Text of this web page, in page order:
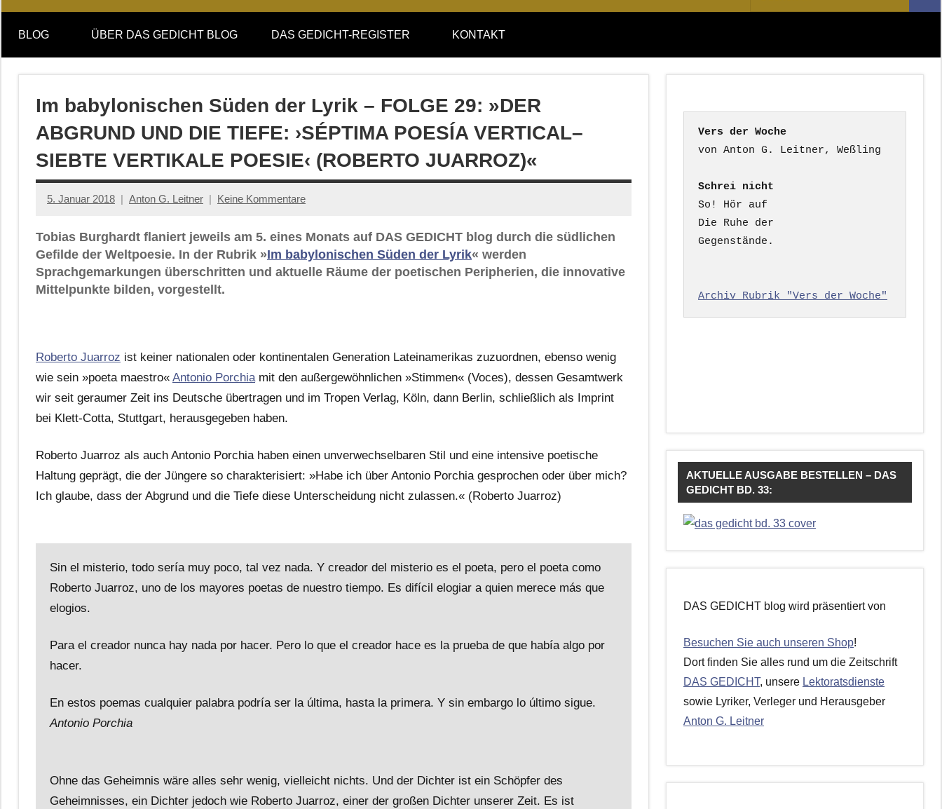
DAS
GEDICHT
blog
DAS
GEDICHT.
Zeitschrift
nach:
BLOG ÜBER DAS GEDICHT BLOG DAS GEDICHT-REGISTER KONTAKT
Im babylonischen Süden der Lyrik – FOLGE 29: »DER
ABGRUND UND DIE TIEFE: ›SÉPTIMA POESÍA VERTICAL–
SIEBTE VERTIKALE POESIE‹ (ROBERTO JUARROZ)«
5. Januar 2018 Anton G. Leitner Keine Kommentare
Tobias Burghardt flaniert jeweils am 5. eines Monats auf DAS GEDICHT blog durch die südlichen
Gefilde der Weltpoesie. In der Rubrik »Im babylonischen Süden der Lyrik« werden
Sprachgemarkungen überschritten und aktuelle Räume der poetischen Peripherien, die innovative
Mittelpunkte bilden, vorgestellt.
Roberto Juarroz ist keiner nationalen oder kontinentalen Generation Lateinamerikas zuzuordnen, ebenso wenig
wie sein »poeta maestro« Antonio Porchiamit den außergewöhnlichen »Stimmen« (Voces), dessen Gesamtwerk
wir seit geraumer Zeit ins Deutsche übertragen und im Tropen Verlag, Köln, dann Berlin, schließlich als Imprint
bei Klett-Cotta, Stuttgart, herausgegeben haben.
Roberto Juarroz als auch Antonio Porchia haben einen unverwechselbaren Stil und eine intensive poetische
Haltung geprägt, die der Jüngere so charakterisiert: »Habe ich über Antonio Porchia gesprochen oder über mich?
Ich glaube, dass der Abgrund und die Tiefe diese Unterscheidung nicht zulassen.« (Roberto Juarroz)
Sin el misterio, todo sería muy poco, tal vez nada. Y creador del misterio es el poeta, pero el poeta como
Roberto Juarroz, uno de los mayores poetas de nuestro tiempo. Es difícil elogiar a quien merece más que
elogios.
Para el creador nunca hay nada por hacer. Pero lo que el creador hace es la prueba de que había algo por
hacer.
En estos poemas cualquier palabra podría ser la última, hasta la primera. Y sin embargo lo último sigue.
Antonio Porchia
Ohne das Geheimnis wäre alles sehr wenig, vielleicht nichts. Und der Dichter ist ein Schöpfer des
Geheimnisses, ein Dichter jedoch wie Roberto Juarroz, einer der großen Dichter unserer Zeit. Es ist
Vers der Woche
Schrei nicht
So! Hör auf
Die Ruhe der
Gegenstände.
Archiv Rubrik "Vers der Woche"
AKTUELLE AUSGABE BESTELLEN – DAS
GEDICHT BD. 33:
DAS GEDICHT blog wird präsentiert von
Besuchen Sie auch unseren Shop!
Dort finden Sie alles rund um die Zeitschrift
DAS GEDICHT, unsere Lektoratsdienste
sowie Lyriker, Verleger und Herausgeber
Anton G. Leitner